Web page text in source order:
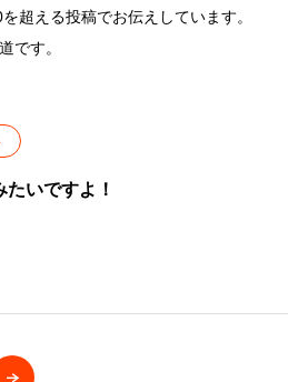
超える投稿でお伝えしています。
です。
いですよ！